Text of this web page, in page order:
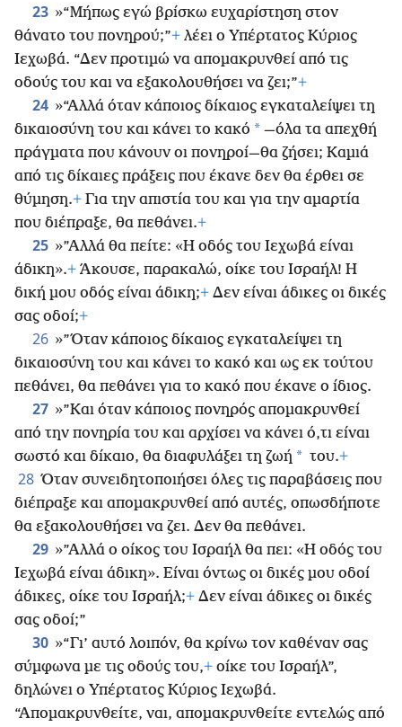
23 »“Μήπως εγώ βρίσκω ευχαρίστηση στον
θάνατο του πονηρού;”+ λέει ο Υπέρτατος Κύριος
Ιεχωβά. “Δεν προτιμώ να απομακρυνθεί από τις
οδούς του και να εξακολουθήσει να ζει;”+
24 »“Αλλά όταν κάποιος δίκαιος εγκαταλείψει τη
δικαιοσύνη του και κάνει το κακό * —όλα τα απεχθή
πράγματα που κάνουν οι πονηροί—θα ζήσει; Καμιά
από τις δίκαιες πράξεις που έκανε δεν θα έρθει σε
θύμηση.+ Για την απιστία του και για την αμαρτία
που διέπραξε, θα πεθάνει.+
25 »”Αλλά θα πείτε: «Η οδός του Ιεχωβά είναι
άδικη».+ Άκουσε, παρακαλώ, οίκε του Ισραήλ! Η
δική μου οδός είναι άδικη;+ Δεν είναι άδικες οι δικές
σας οδοί;+
26 »”Όταν κάποιος δίκαιος εγκαταλείψει τη
δικαιοσύνη του και κάνει το κακό και ως εκ τούτου
πεθάνει, θα πεθάνει για το κακό που έκανε ο ίδιος.
27 »”Και όταν κάποιος πονηρός απομακρυνθεί
από την πονηρία του και αρχίσει να κάνει ό,τι είναι
σωστό και δίκαιο, θα διαφυλάξει τη ζωή * του.+
28 Όταν συνειδητοποιήσει όλες τις παραβάσεις που
διέπραξε και απομακρυνθεί από αυτές, οπωσδήποτε
θα εξακολουθήσει να ζει. Δεν θα πεθάνει.
29 »”Αλλά ο οίκος του Ισραήλ θα πει: «Η οδός του
Ιεχωβά είναι άδικη». Είναι όντως οι δικές μου οδοί
άδικες, οίκε του Ισραήλ;+ Δεν είναι άδικες οι δικές
σας οδοί;”
30 »“Γι’ αυτό λοιπόν, θα κρίνω τον καθέναν σας
σύμφωνα με τις οδούς του,+ οίκε του Ισραήλ”,
δηλώνει ο Υπέρτατος Κύριος Ιεχωβά.
“Απομακρυνθείτε, ναι, απομακρυνθείτε εντελώς από